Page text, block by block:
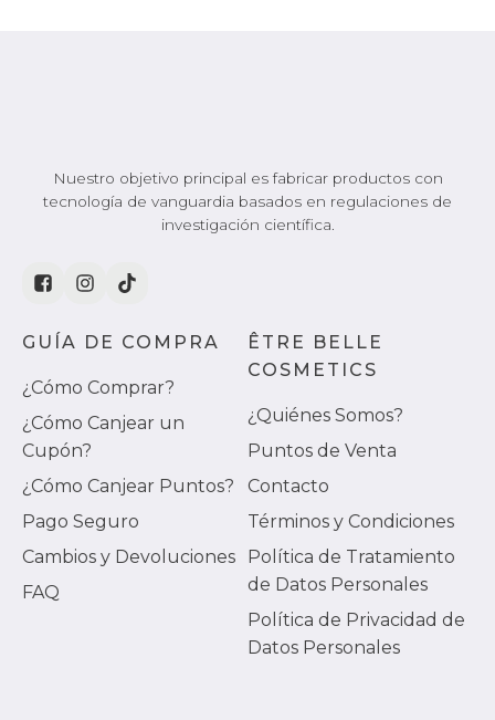
Nuestro objetivo principal es fabricar productos con
tecnología de vanguardia basados en regulaciones de
investigación científica.
GUÍA DE COMPRA
¿Cómo Comprar?
¿Cómo Canjear un
Cupón?
¿Cómo Canjear Puntos?
Pago Seguro
Cambios y Devoluciones
FAQ
ÊTRE BELLE
COSMETICS
¿Quiénes Somos?
Puntos de Venta
Contacto
Términos y Condiciones
Política de Tratamiento
de Datos Personales
Política de Privacidad de
Datos Personales